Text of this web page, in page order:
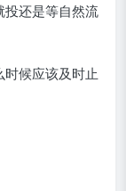
投还是等自然流
候应该及时止